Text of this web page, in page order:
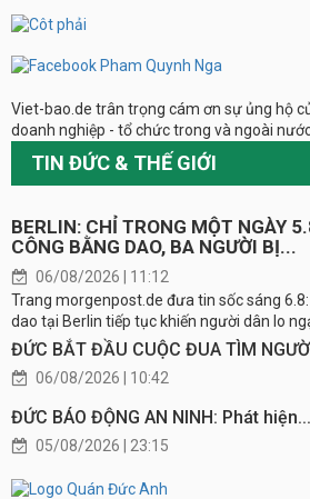
Viet-bao.de trân trọng cám ơn sự ủng hộ
doanh nghiệp - tổ chức trong và ngoài
TIN ĐỨC & THẾ GIỚI
BERLIN: CHỈ TRONG MỘT NGÀY
CÔNG BẰNG DAO, BA NGƯỜI BỊ...
06/08/2026 | 11:12
Trang morgenpost.de đưa tin sốc sáng
dao tại Berlin tiếp tục khiến người dân lo
ĐỨC BẮT ĐẦU CUỘC ĐUA TÌM
06/08/2026 | 10:42
ĐỨC BÁO ĐỘNG AN NINH: Phát hiện...
05/08/2026 | 23:15